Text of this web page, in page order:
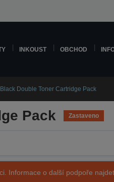
INKOUST OBCHOD
Double Toner Cartridge Pack
Pack Zastaveno
Informace o další podpoře